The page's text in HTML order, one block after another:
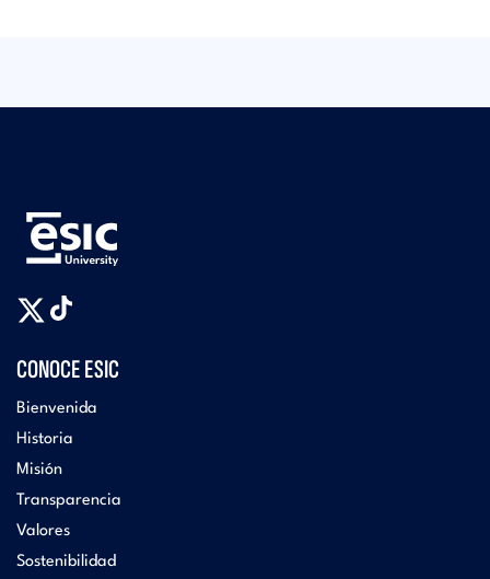
CONOCE ESIC
Bienvenida
Historia
Misión
Transparencia
Valores
Sostenibilidad